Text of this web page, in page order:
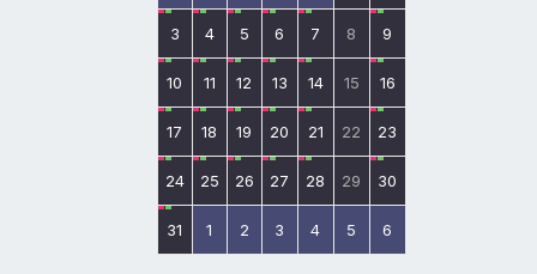
3 4 5 6 7 8 9
10 11 12 13 14 15 16
17 18 19 20 21 22 23
24 25 26 27 28 29 30
31 1 2 3 4 5 6